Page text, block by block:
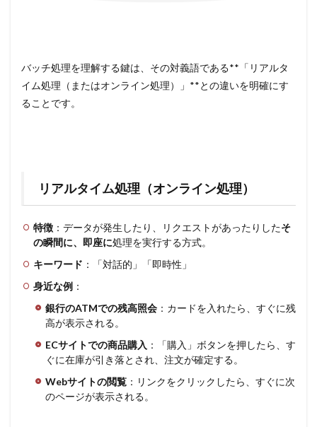
バッチ処理を理解する鍵は、その対義語である**「リアルタ
イム処理（またはオンライン処理）」**との違いを明確にす
ることです。
リアルタイム処理（オンライン処理）
特徴 ：データが発生したり、リクエストがあったりしたそ
の瞬間に、即座に処理を実行する方式。
キーワード ：「対話的」「即時性」
身近な例 ：
銀行のATMでの残高照会 ：カードを入れたら、すぐに残
高が表示される。
ECサイトでの商品購入 ：「購入」ボタンを押したら、す
ぐに在庫が引き落とされ、注文が確定する。
Webサイトの閲覧 ：リンクをクリックしたら、すぐに次
のページが表示される。